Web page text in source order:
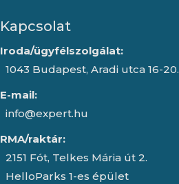
Kapcsolat
Iroda/ügyfélszolgálat:
1043 Budapest, Aradi utca 16-20.
E-mail:
info@expert.hu
RMA/raktár:
2151 Fót, Telkes Mária út 2.
HelloParks 1-es épület